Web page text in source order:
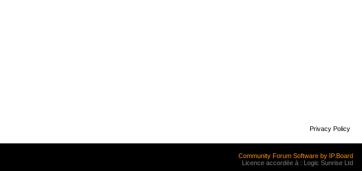
Privacy Policy
Community Forum Software by IP.Board
Licence accordée à : Logic Sunrise Ltd